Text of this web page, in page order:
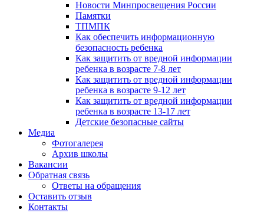
Новости Минпросвещения России
Памятки
ТПМПК
Как обеспечить информационную
безопасность ребенка
Как защитить от вредной информации
ребенка в возрасте 7-8 лет
Как защитить от вредной информации
ребенка в возрасте 9-12 лет
Как защитить от вредной информации
ребенка в возрасте 13-17 лет
Детские безопасные сайты
Медиа
Фотогалерея
Архив школы
Вакансии
Обратная связь
Ответы на обращения
Оставить отзыв
Контакты